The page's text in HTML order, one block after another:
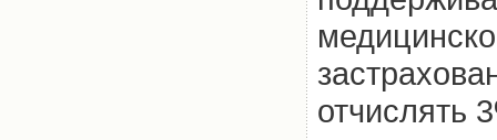
отчислять